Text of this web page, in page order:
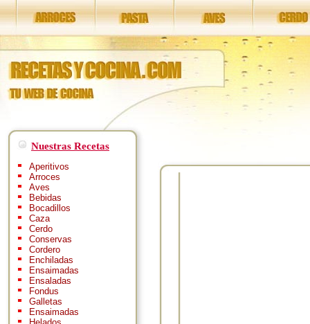
Nuestras Recetas
Aperitivos
Arroces
Aves
Bebidas
Bocadillos
Caza
Cerdo
Conservas
Cordero
Enchiladas
Ensaimadas
Ensaladas
Fondus
Galletas
Ensaimadas